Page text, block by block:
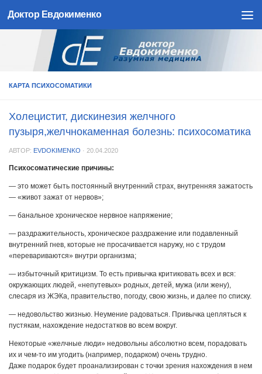
Skip to content
Доктор Евдокименко
КАРТА ПСИХОСОМАТИКИ
Холецистит, дискинезия желчного
пузыря,желчнокаменная болезнь: психосоматика
АВТОР: EVDOKIMENKO · 20.04.2020
Психосоматические причины:
— это может быть постоянный внутренний страх, внутренняя зажатость
— «живот зажат от нервов»;
— банальное хроническое нервное напряжение;
— раздражительность, хроническое раздражение или подавленный
внутренний гнев, которые не просачивается наружу, но с трудом
«перевариваются» внутри организма;
— избыточный критицизм. То есть привычка критиковать всех и вся:
окружающих людей, «непутевых» родных, детей, мужа (или жену),
слесаря из ЖЭКа, правительство, погоду, свою жизнь, и далее по списку.
— недовольство жизнью. Неумение радоваться. Привычка цепляться к
пустякам, нахождение недостатков во всем вокруг.
Некоторые «желчные люди» недовольны абсолютно всем, порадовать
их и чем-то им угодить (например, подарком) очень трудно.
Даже подарок будет проанализирован с точки зрения нахождения в нем